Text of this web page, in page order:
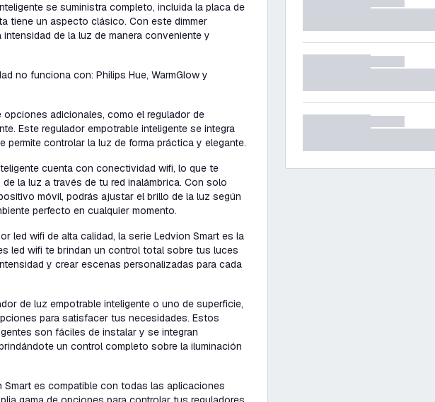
se suministra completo, incluida la placa de
tiene un aspecto clásico. Con este dimmer
de la luz de manera conveniente y
no funciona con: Philips Hue, WarmGlow y
adicionales, como el regulador de
Este regulador empotrable inteligente se integra
permite controlar la luz de forma práctica y elegante.
cuenta con conectividad wifi, lo que te
la luz a través de tu red inalámbrica. Con solo
móvil, podrás ajustar el brillo de la luz según
perfecto en cualquier momento.
led wifi de alta calidad, la serie Ledvion Smart es la
led wifi te brindan un control total sobre tus luces
y crear escenas personalizadas para cada
de luz empotrable inteligente o uno de superficie,
para satisfacer tus necesidades. Estos
son fáciles de instalar y se integran
un control completo sobre la iluminación
Smart es compatible con todas las aplicaciones